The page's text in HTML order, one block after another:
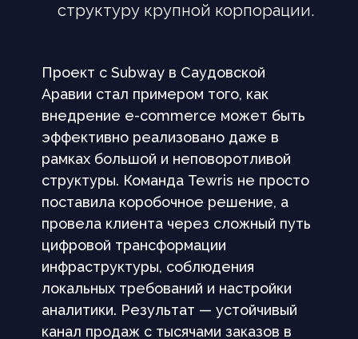
структуру крупной корпорации.
Проект с Subway в Саудовской
Аравии стал примером того, как
внедрение e-commerce может быть
эффективно реализовано даже в
рамках большой и неповоротливой
структуры. Команда Tewris не просто
поставила коробочное решение, а
провела клиента через сложный путь
цифровой трансформации
инфраструктуры, соблюдения
локальных требований и настройки
аналитики. Результат — устойчивый
канал продаж с тысячами заказов в
информационных сообщений и материалов на
Получить решение